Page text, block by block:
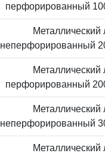
перфорированный
Металлический
неперфорированный
Металлический
перфорированный
Металлический
неперфорированный
Металлический